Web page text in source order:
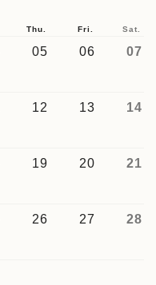
Thu. Fri. Sat.
05 06 07
12 13 14
19 20 21
26 27 28